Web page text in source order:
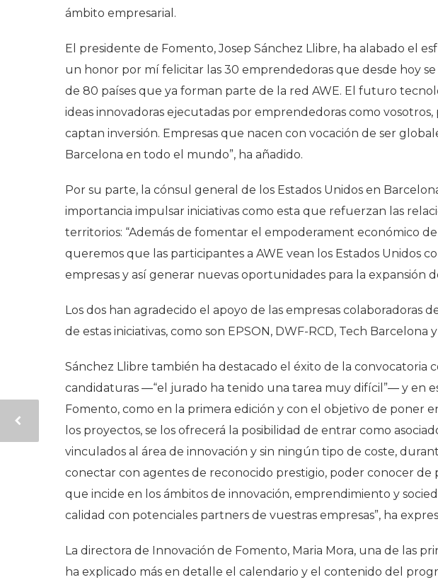
ámbito empresarial.
El presidente de Fomento, Josep Sánchez Llibre, ha alabado el
un honor por mí felicitar las 30 emprendedoras que desde hoy se
de 80 países que ya forman parte de la red AWE. El futuro
ideas innovadoras ejecutadas por emprendedoras como
captan inversión. Empresas que nacen con vocación de ser
Barcelona en todo el mundo”, ha añadido.
Por su parte, la cónsul general de los Estados Unidos en
importancia impulsar iniciativas como esta que refuerzan las
territorios: “Además de fomentar el empoderament económico
queremos que las participantes a AWE vean los Estados Unidos
empresas y así generar nuevas oportunidades para la expansión
Los dos han agradecido el apoyo de las empresas colaboradoras
de estas iniciativas, como son EPSON, DWF-RCD, Tech Barcelona
Sánchez Llibre también ha destacado el éxito de la convocatoria
candidaturas ―“el jurado ha tenido una tarea muy difícil”― y en
Fomento, como en la primera edición y con el objetivo de poner
los proyectos, se los ofrecerá la posibilidad de entrar como
vinculados al área de innovación y sin ningún tipo de coste,
conectar con agentes de reconocido prestigio, poder conocer de
que incide en los ámbitos de innovación, emprendimiento y
calidad con potenciales partners de vuestras empresas”, ha
La directora de Innovación de Fomento, Maria Mora, una de las
ha explicado más en detalle el calendario y el contenido del